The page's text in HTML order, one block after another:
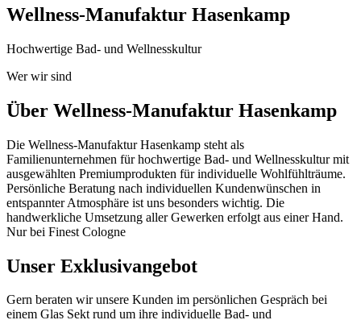
Wellness-Manufaktur Hasenkamp
Hochwertige Bad- und Wellnesskultur
Wer wir sind
Über Wellness-Manufaktur Hasenkamp
Die Wellness-Manufaktur Hasenkamp steht als
Familienunternehmen für hochwertige Bad- und Wellnesskultur mit
ausgewählten Premiumprodukten für individuelle Wohlfühlträume.
Persönliche Beratung nach individuellen Kundenwünschen in
entspannter Atmosphäre ist uns besonders wichtig. Die
handwerkliche Umsetzung aller Gewerken erfolgt aus einer Hand.
Nur bei Finest Cologne
Unser Exklusivangebot
Gern beraten wir unsere Kunden im persönlichen Gespräch bei
einem Glas Sekt rund um ihre individuelle Bad- und